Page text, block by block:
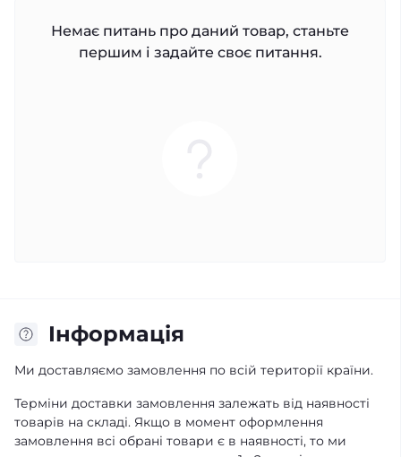
Немає питань про даний товар, станьте
першим і задайте своє питання.
Iнформація
Ми доставляємо замовлення по всій території країни.
Терміни доставки замовлення залежать від наявності
товарів на складі. Якщо в момент оформлення
замовлення всі обрані товари є в наявності, то ми